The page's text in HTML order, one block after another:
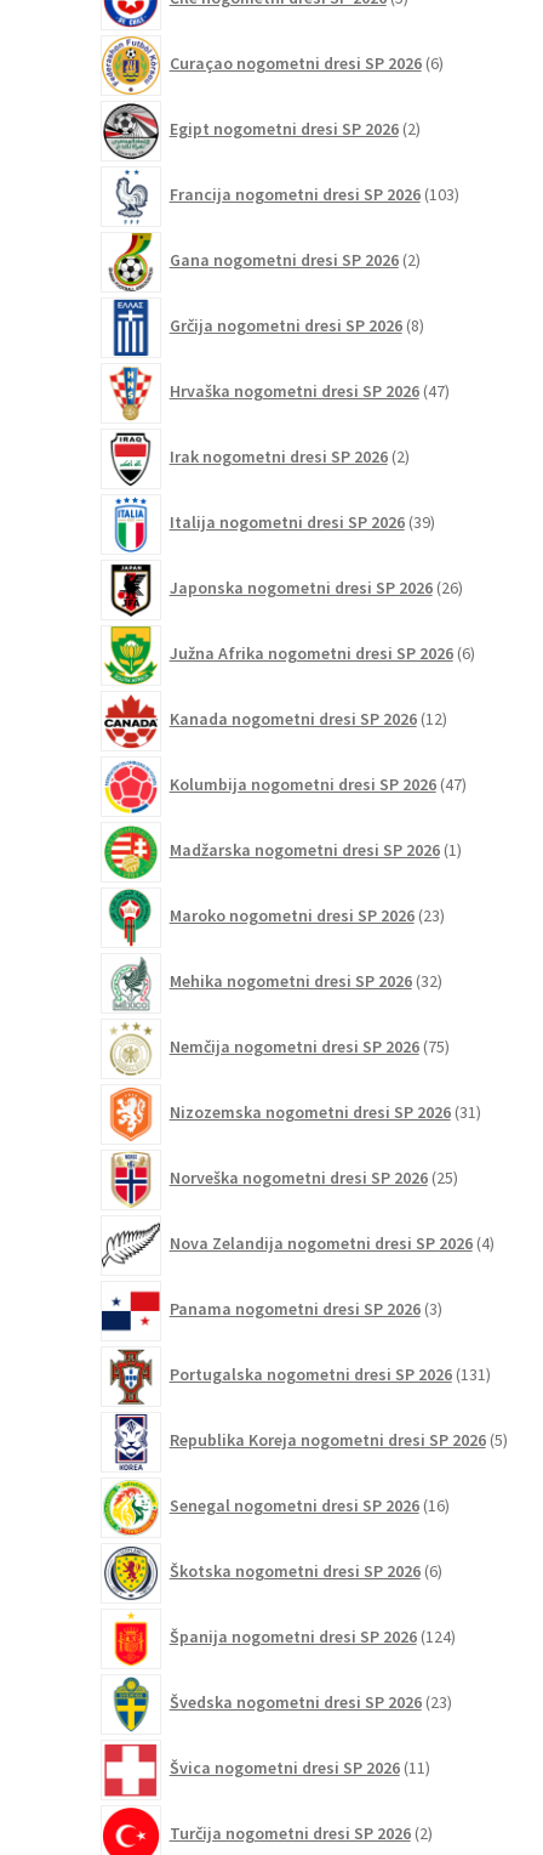
izdelkov
Curaçao nogometni dresi SP 2026 6izdelkov
Egipt nogometni dresi SP 2026 2izdelka
Francija nogometni dresi SP 2026 103izdelki
Gana nogometni dresi SP 2026 2izdelka
Grčija nogometni dresi SP 2026 8izdelkov
Hrvaška nogometni dresi SP 2026 47izdelkov
Irak nogometni dresi SP 2026 2izdelka
Italija nogometni dresi SP 2026 39izdelkov
Japonska nogometni dresi SP 2026 26izdelkov
Južna Afrika nogometni dresi SP 2026 6izdelkov
Kanada nogometni dresi SP 2026 12izdelkov
Kolumbija nogometni dresi SP 2026 47izdelkov
Madžarska nogometni dresi SP 2026 1izdelek
Maroko nogometni dresi SP 2026 23izdelkov
Mehika nogometni dresi SP 2026 32izdelkov
Nemčija nogometni dresi SP 2026 75izdelkov
Nizozemska nogometni dresi SP 2026 31izdelkov
Norveška nogometni dresi SP 2026 25izdelkov
Nova Zelandija nogometni dresi SP 2026 4izdelki
Panama nogometni dresi SP 2026 3izdelki
Portugalska nogometni dresi SP 2026 131
Republika Koreja nogometni dresi SP 2026 5
Senegal nogometni dresi SP 2026 16izdelkov
Škotska nogometni dresi SP 2026 6izdelkov
Španija nogometni dresi SP 2026 124izdelkov
Švedska nogometni dresi SP 2026 23izdelkov
Švica nogometni dresi SP 2026 11izdelkov
Turčija nogometni dresi SP 2026 2izdelka